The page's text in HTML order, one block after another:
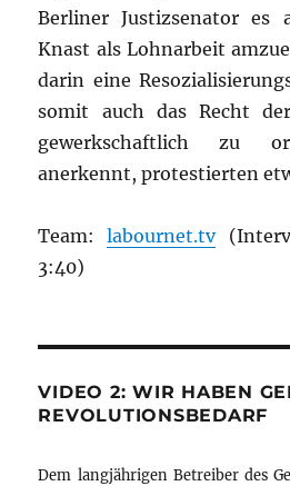
Berliner Justizsenator es
Knast als Lohnarbeit
darin eine
somit auch das Recht
gewerkschaftlich zu
anerkennt, protestierten
Team:labournet.tv
3:40)
VIDEO 2: WIR HABEN
REVOLUTIONSBEDARF
Dem langjährigen Betreiber des